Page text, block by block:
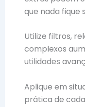
que nada fique
Utilize filtros,
complexos
utilidades
Aplique em
prática de